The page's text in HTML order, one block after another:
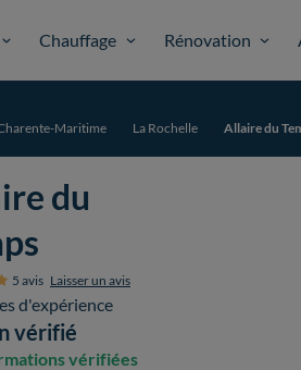
Chauffage Rénovation
Maritime La Rochelle Allaire du
du
5 avis Laisser un avis
d'expérience
vérifié
vérifiées